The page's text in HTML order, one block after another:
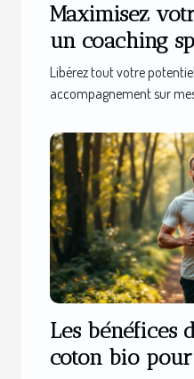
Maximisez
un coaching
personnalisé
Libérez tout votre
accompagnement sur
Les bénéfices
coton bio